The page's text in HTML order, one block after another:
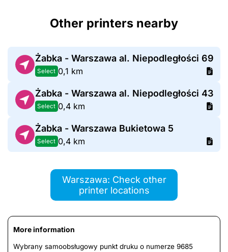
Other printers nearby
Żabka - Warszawa al. Niepodległości 69
Select 0,1 km
Żabka - Warszawa al. Niepodległości 43
Select 0,4 km
Żabka - Warszawa Bukietowa 5
Select 0,4 km
Warszawa: Check other
printer locations
More information
Wybrany samoobsługowy punkt druku o numerze 9685